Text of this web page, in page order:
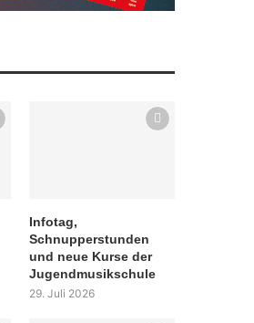
Infotag,
Schnupperstunden
und neue Kurse der
Jugendmusikschule
29. Juli 2026